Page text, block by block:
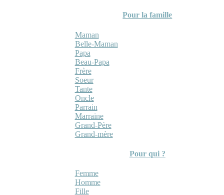
Pour la famille
Maman
Belle-Maman
Papa
Beau-Papa
Frère
Soeur
Tante
Oncle
Parrain
Marraine
Grand-Père
Grand-mère
Pour qui ?
Femme
Homme
Fille